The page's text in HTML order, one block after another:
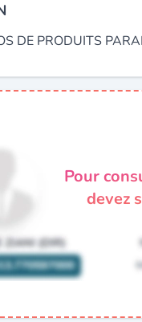
DE PRODUITS
Pour
devez